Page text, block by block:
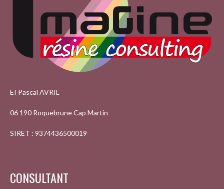
EI Pascal AVRIL
06 190 Roquebrune Cap Martin
SIRET : 9374436500019
CONSULTANT